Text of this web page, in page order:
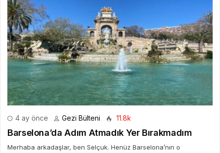
4 ay önce Gezi Bülteni 11.8k
Barselona’da Adım Atmadık Yer Bırakmadım
Merhaba arkadaşlar, ben Selçuk. Henüz Barselona’nın o